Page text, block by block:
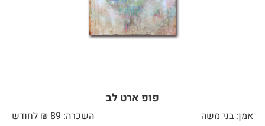
פופ ארט לב
אמן: בני משה
השכרה: 89 ₪ לחודש